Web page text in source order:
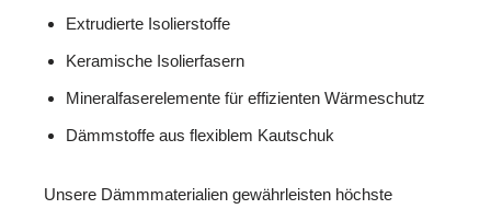
Extrudierte Isolierstoffe
Keramische Isolierfasern
Mineralfaserelemente für effizienten Wärmeschutz
Dämmstoffe aus flexiblem Kautschuk
Unsere Dämmmaterialien gewährleisten höchste